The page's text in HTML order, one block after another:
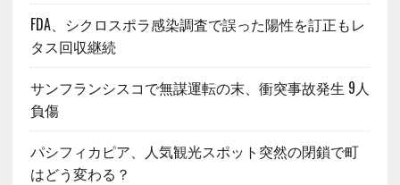
FDA、シクロスポラ感染調査で誤った陽性を訂正もレ
タス回収継続
サンフランシスコで無謀運転の末、衝突事故発生 9人
負傷
パシフィカピア、人気観光スポット突然の閉鎖で町
はどう変わる？